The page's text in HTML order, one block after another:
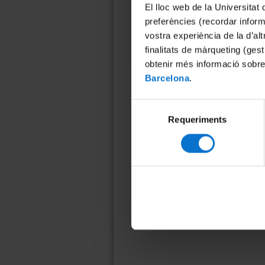
El lloc web de la Universitat
preferències (recordar
vostra experiència de la
finalitats de màrqueting
obtenir més informació
Barcelona.
Requeriments
08011 Barcelona
934 035 412
ucc@ub.edu